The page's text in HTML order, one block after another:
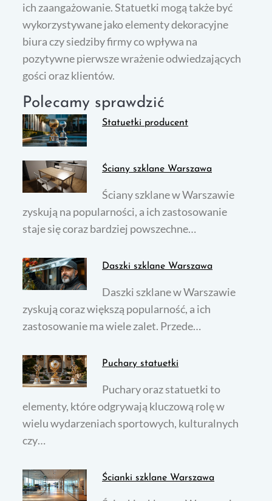
ich zaangażowanie. Statuetki mogą także być
wykorzystywane jako elementy dekoracyjne
biura czy siedziby firmy co wpływa na
pozytywne pierwsze wrażenie odwiedzających
gości oraz klientów.
Polecamy sprawdzić
Statuetki producent
Ściany szklane Warszawa
Ściany szklane w Warszawie
zyskują na popularności, a ich zastosowanie
staje się coraz bardziej powszechne…
Daszki szklane Warszawa
Daszki szklane w Warszawie
zyskują coraz większą popularność, a ich
zastosowanie ma wiele zalet. Przede…
Puchary statuetki
Puchary oraz statuetki to
elementy, które odgrywają kluczową rolę w
wielu wydarzeniach sportowych, kulturalnych
czy…
Ścianki szklane Warszawa